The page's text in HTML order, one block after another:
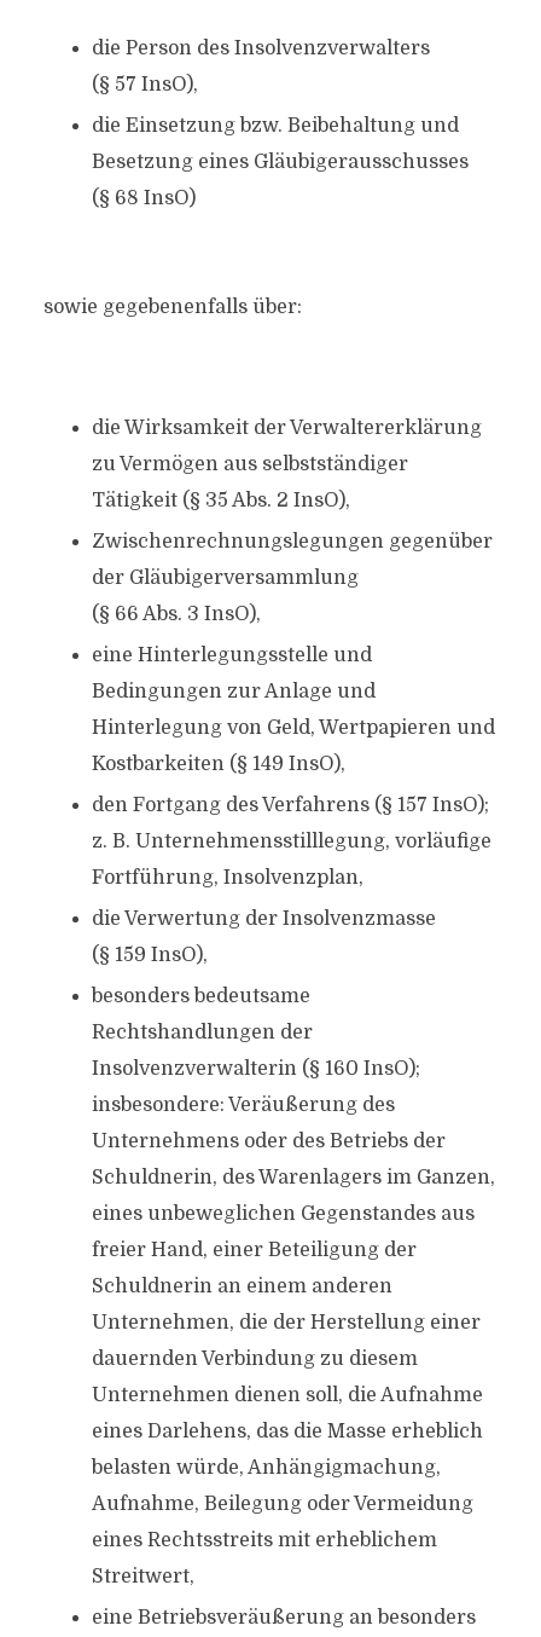
die Person des Insolvenzverwalters
(§ 57 InsO),
die Einsetzung bzw. Beibehaltung und
Besetzung eines Gläubigerausschusses
(§ 68 InsO)
sowie gegebenenfalls über:
die Wirksamkeit der Verwaltererklärung
zu Vermögen aus selbstständiger
Tätigkeit (§ 35 Abs. 2 InsO),
Zwischenrechnungslegungen gegenüber
der Gläubigerversammlung
(§ 66 Abs. 3 InsO),
eine Hinterlegungsstelle und
Bedingungen zur Anlage und
Hinterlegung von Geld, Wertpapieren und
Kostbarkeiten (§ 149 InsO),
den Fortgang des Verfahrens (§ 157 InsO);
z. B. Unternehmensstilllegung, vorläufige
Fortführung, Insolvenzplan,
die Verwertung der Insolvenzmasse
(§ 159 InsO),
besonders bedeutsame
Rechtshandlungen der
Insolvenzverwalterin (§ 160 InsO);
insbesondere: Veräußerung des
Unternehmens oder des Betriebs der
Schuldnerin, des Warenlagers im Ganzen,
eines unbeweglichen Gegenstandes aus
freier Hand, einer Beteiligung der
Schuldnerin an einem anderen
Unternehmen, die der Herstellung einer
dauernden Verbindung zu diesem
Unternehmen dienen soll, die Aufnahme
eines Darlehens, das die Masse erheblich
belasten würde, Anhängigmachung,
Aufnahme, Beilegung oder Vermeidung
eines Rechtsstreits mit erheblichem
Streitwert,
eine Betriebsveräußerung an besonders